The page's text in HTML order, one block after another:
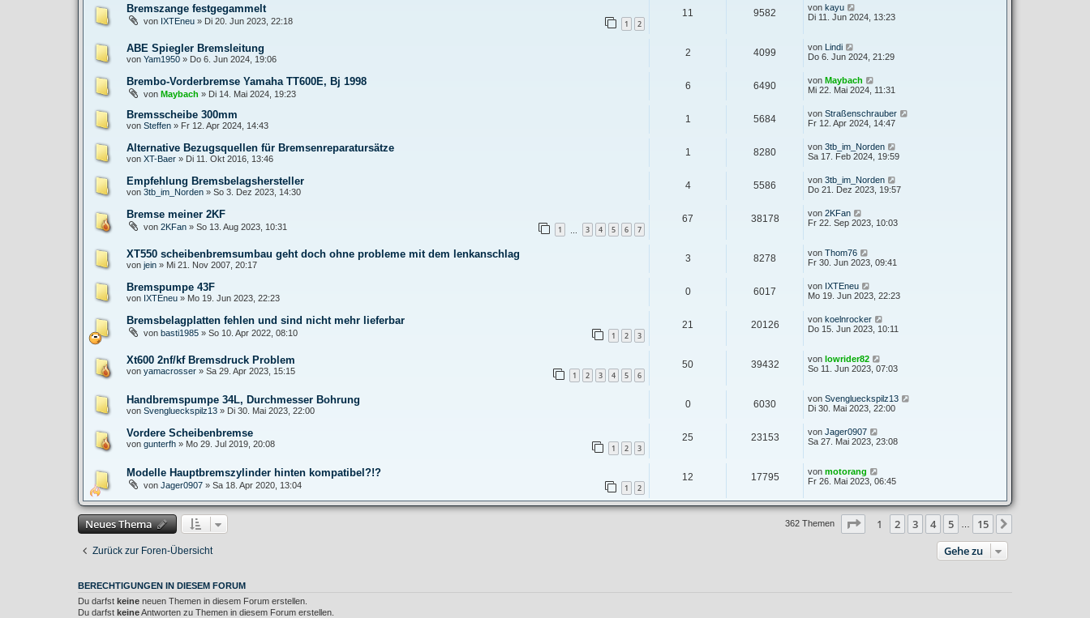
Bremszange festgegammelt
von IXTEneu » Di 20. Jun 2023, 22:18 1 2
11 9582 von kayu
Di 11. Jun 2024, 13:23
ABE Spiegler Bremsleitung
von Yam1950 » Do 6. Jun 2024, 19:06
2 4099 von Lindi
Do 6. Jun 2024, 21:29
Brembo-Vorderbremse Yamaha TT600E, Bj 1998
von Maybach » Di 14. Mai 2024, 19:23
6 6490 von Maybach
Mi 22. Mai 2024, 11:31
Bremsscheibe 300mm
von Steffen » Fr 12. Apr 2024, 14:43
1 5684 von Straßenschrauber
Fr 12. Apr 2024, 14:47
Alternative Bezugsquellen für Bremsenreparatursätze
von XT-Baer » Di 11. Okt 2016, 13:46
1 8280 von 3tb_im_Norden
Sa 17. Feb 2024, 19:59
Empfehlung Bremsbelagshersteller
von 3tb_im_Norden » So 3. Dez 2023, 14:30
4 5586 von 3tb_im_Norden
Do 21. Dez 2023, 19:57
Bremse meiner 2KF
von 2KFan » So 13. Aug 2023, 10:31 1 3 4 5 6 7
67 38178 von 2KFan
Fr 22. Sep 2023, 10:03
XT550 scheibenbremsumbau geht doch ohne probleme mit dem lenkanschlag
von jein » Mi 21. Nov 2007, 20:17
3 8278 von Thom76
Fr 30. Jun 2023, 09:41
Bremspumpe 43F
von IXTEneu » Mo 19. Jun 2023, 22:23
0 6017 von IXTEneu
Mo 19. Jun 2023, 22:23
Bremsbelagplatten fehlen und sind nicht mehr lieferbar
von basti1985 » So 10. Apr 2022, 08:10 1 2 3
21 20126 von koelnrocker
Do 15. Jun 2023, 10:11
Xt600 2nf/kf Bremsdruck Problem
von yamacrosser » Sa 29. Apr 2023, 15:15 1 2 3 4 5 6
50 39432 von lowrider82
So 11. Jun 2023, 07:03
Handbremspumpe 34L, Durchmesser Bohrung
von Svenglueckspilz13 » Di 30. Mai 2023, 22:00
0 6030 von Svenglueckspilz13
Di 30. Mai 2023, 22:00
Vordere Scheibenbremse
von gunterfh » Mo 29. Jul 2019, 20:08 1 2 3
25 23153 von Jager0907
Sa 27. Mai 2023, 23:08
Modelle Hauptbremszylinder hinten kompatibel?!?
von Jager0907 » Sa 18. Apr 2020, 13:04 1 2
12 17795 von motorang
Fr 26. Mai 2023, 06:45
Neues Thema 362 Themen Seite von15
1 2 3 4 5 15
Zurück zur Foren-Übersicht Gehe zu
BERECHTIGUNGEN IN DIESEM FORUM
Du darfst keine neuen Themen in diesem Forum erstellen.
Du darfst keineAntworten zu Themen in diesem Forum erstellen.